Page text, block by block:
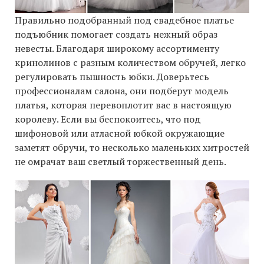
Правильно подобранный под свадебное платье
подъюбник помогает создать нежный образ
невесты. Благодаря широкому ассортименту
кринолинов с разным количеством обручей, легко
регулировать пышность юбки. Доверьтесь
профессионалам салона, они подберут модель
платья, которая перевоплотит вас в настоящую
королеву. Если вы беспокоитесь, что под
шифоновой или атласной юбкой окружающие
заметят обручи, то несколько маленьких хитростей
не омрачат ваш светлый торжественный день.